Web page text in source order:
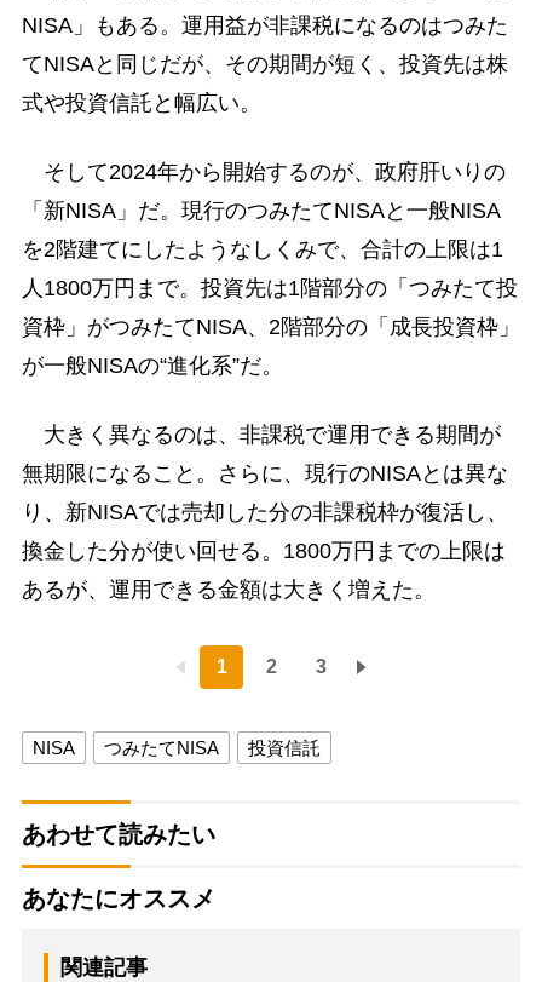
NISA」もある。運用益が非課税になるのはつみた
てNISAと同じだが、その期間が短く、投資先は株
式や投資信託と幅広い。
そして2024年から開始するのが、政府肝いりの
「新NISA」だ。現行のつみたてNISAと一般NISA
を2階建てにしたようなしくみで、合計の上限は1
人1800万円まで。投資先は1階部分の「つみたて投
資枠」がつみたてNISA、2階部分の「成長投資枠」
が一般NISAの“進化系”だ。
大きく異なるのは、非課税で運用できる期間が
無期限になること。さらに、現行のNISAとは異な
り、新NISAでは売却した分の非課税枠が復活し、
換金した分が使い回せる。1800万円までの上限は
あるが、運用できる金額は大きく増えた。
1 2 3
NISA つみたてNISA 投資信託
あわせて読みたい
あなたにオススメ
関連記事